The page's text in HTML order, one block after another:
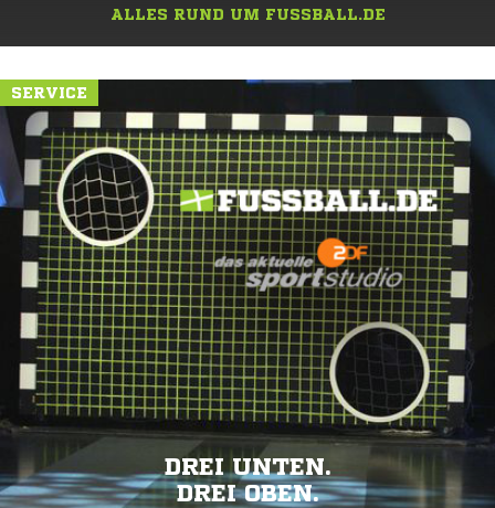
ALLES RUND UM FUSSBALL.DE
SERVICE
DREI UNTEN.
DREI OBEN.